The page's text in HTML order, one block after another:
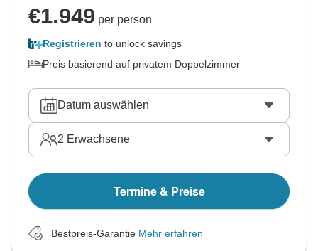
€1.949 per person
Registrieren to unlock savings
Preis basierend auf privatem Doppelzimmer
Datum auswählen
2 Erwachsene
Termine & Preise
Bestpreis-Garantie Mehr erfahren